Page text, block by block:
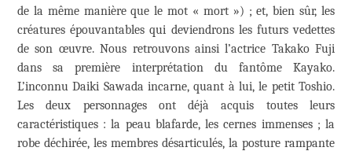
de la même manière que le mot « mort ») ; et, bien sûr, les
créatures épouvantables qui deviendrons les futurs vedettes
de son œuvre. Nous retrouvons ainsi l’actrice Takako Fuji
dans sa première interprétation du fantôme Kayako.
L’inconnu Daiki Sawada incarne, quant à lui, le petit Toshio.
Les deux personnages ont déjà acquis toutes leurs
caractéristiques : la peau blafarde, les cernes immenses ; la
robe déchirée, les membres désarticulés, la posture rampante